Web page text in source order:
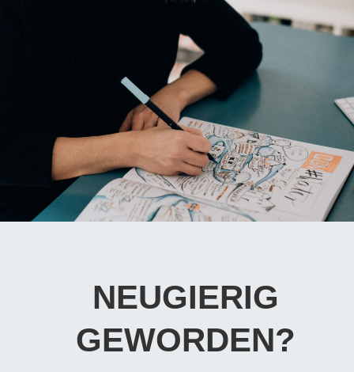
NEUGIERIG
GEWORDEN?